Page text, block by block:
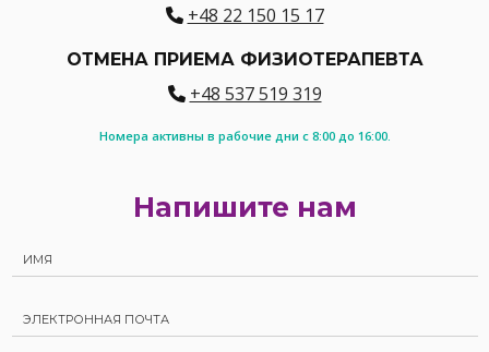
+48 22 150 15 17
ОТМЕНА ПРИЕМА ФИЗИОТЕРАПЕВТА
+48 537 519 319
Номера активны в рабочие дни с 8:00 до 16:00.
Напишите нам